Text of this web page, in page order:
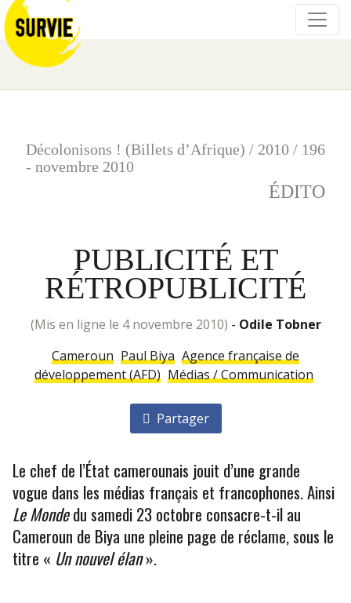
Décolonisons ! (Billets d’Afrique) / 2010 / 196
- novembre 2010
ÉDITO
PUBLICITÉ ET
RÉTROPUBLICITÉ
(mis en ligne le 4 novembre 2010) - Odile Tobner
Cameroun Paul Biya Agence française de
développement (AFD) Médias / Communication
Partager
Le chef de l’État camerounais jouit d’une grande
vogue dans les médias français et francophones. Ainsi
Le Mondedu samedi 23 octobre consacre-t-il au
Cameroun de Biya une pleine page de réclame, sous le
titre « Un nouvel élan».